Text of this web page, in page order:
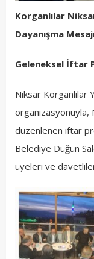
Korganlılar
Dayanışma
Geleneksel İftar
Niksar Korganlılar
organizasyonuyla,
düzenlenen iftar
Belediye Düğün
üyeleri ve